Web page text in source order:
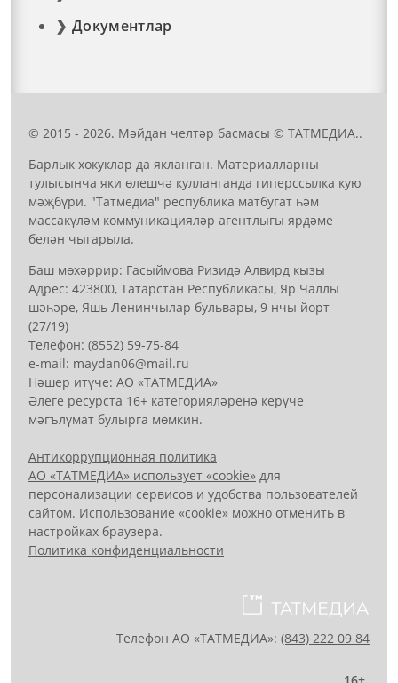
Документлар
© 2015 - 2026. Мәйдан челтәр басмасы © ТАТМЕДИА..
Барлык хокуклар да якланган. Материалларны
тулысынча яки өлешчә кулланганда гиперссылка кую
мәҗбүри. "Татмедиа" республика матбугат һәм
массакүләм коммуникацияләр агентлыгы ярдәме
белән чыгарыла.
Баш мөхәррир: Гасыймова Ризидә Алвирд кызы
Адрес: 423800, Татарстан Республикасы, Яр Чаллы
шәһәре, Яшь Ленинчылар бульвары, 9 нчы йорт
(27/19)
Телефон: (8552) 59-75-84
е-mail: mауdаn06@mail.гu
Нәшер итүче: АО «ТАТМЕДИА»
Әлеге ресурста 16+ категорияләренә керүче
мәгълүмат булырга мөмкин.
Антикоррупционная политика
АО «ТАТМЕДИА» использует «cookie» для
персонализации сервисов и удобства пользователей
сайтом. Использование «cookie» можно отменить в
настройках браузера.
Политика конфиденциальности
Телефон АО «ТАТМЕДИА»: (843) 222 09 84